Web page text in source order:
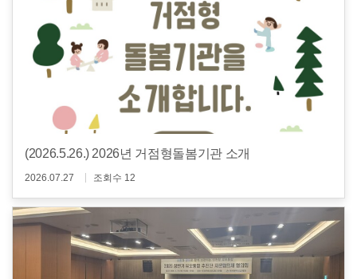
(2026.5.26.) 2026년 거점형돌봄기관 소개
2026.07.27 조회수 12